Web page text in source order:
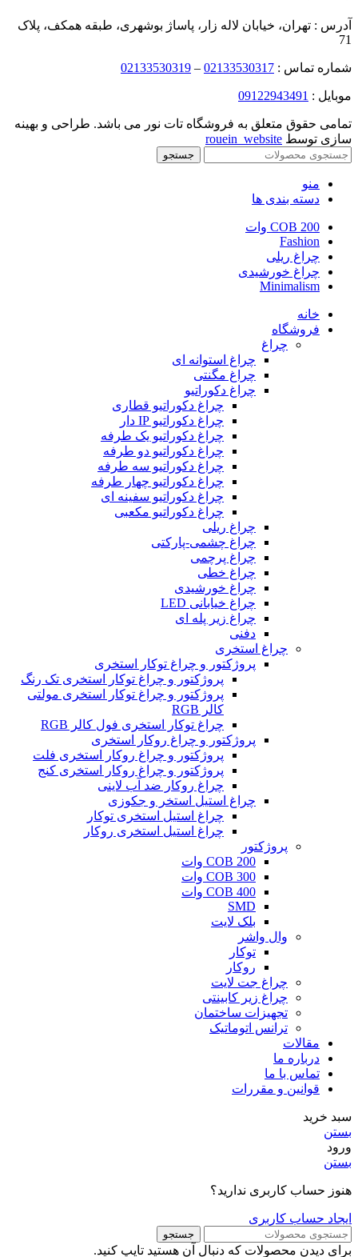
آدرس : تهران، خیابان لاله زار، پاساژ بوشهری، طبقه همکف، پلاک
71
شماره تماس : 02133530317
–
02133530319
موبایل : 09122943491
تمامی حقوق متعلق به فروشگاه تات نور می باشد. طراحی و بهینه
سازی توسط rouein_website
جستجو
منو
دسته بندی ها
COB 200 وات
Fashion
چراغ ریلی
چراغ خورشیدی
Minimalism
خانه
فروشگاه
چراغ
چراغ استوانه ای
چراغ مگنتی
چراغ دکوراتیو
چراغ دکوراتیو قطاری
چراغ دکوراتیو IP دار
چراغ دکوراتیو یک طرفه
چراغ دکوراتیو دو طرفه
چراغ دکوراتیو سه طرفه
چراغ دکوراتیو چهار طرفه
چراغ دکوراتیو سفینه ای
چراغ دکوراتیو مکعبی
چراغ ریلی
چراغ چشمی-پارکتی
چراغ پرچمی
چراغ خطی
چراغ خورشیدی
چراغ خیابانی LED
چراغ زیر پله ای
دفنی
چراغ استخری
پروژکتور و چراغ توکار استخری
پروژکتور و چراغ توکار استخری تک رنگ
پروژکتور و چراغ توکار استخری مولتی
کالر RGB
چراغ توکار استخری فول کالر RGB
پروژکتور و چراغ روکار استخری
پروژکتور و چراغ روکار استخری فلت
پروژکتور و چراغ روکار استخری کنج
چراغ روکار ضد آب لاینی
چراغ استیل استخر و جکوزی
چراغ استیل استخری توکار
چراغ استیل استخری روکار
پروژکتور
COB 200 وات
COB 300 وات
COB 400 وات
SMD
بلک لایت
وال واشر
توکار
روکار
چراغ جت لایت
چراغ زیر کابینتی
تجهیزات ساختمان
ترانس اتوماتیک
مقالات
درباره ما
تماس با ما
قوانین و مقررات
سبد خرید
بستن
ورود
بستن
هنوز حساب کاربری ندارید؟
ایجاد حساب کاربری
جستجو
برای دیدن محصولات که دنبال آن هستید تایپ کنید.